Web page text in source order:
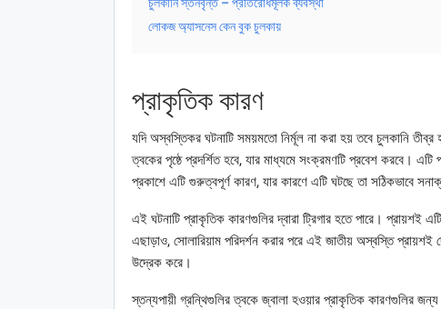
লোকজ অ্যাসনেস কেন বুক চুলকায়
প্রাকৃতিক কারণ
যদি অস্বস্তিকর ঘটনাটি সময়মতো নির্মূল না করা হয় তবে চুলকানি তীব্র
ত্বকের পৃষ্ঠে প্রদর্শিত হবে, যার মাধ্যমে সংক্রমণটি প্রবেশ করবে।
প্রকাশে এটি গুরুত্বপূর্ণ কারণ, যার কারণে এটি ঘটছে তা সঠিকভাবে
এই ঘটনাটি প্রাকৃতিক কারণগুলির দ্বারা ট্রিগার হতে পারে। প্রায়শই
এছাড়াও, সোলারিয়াম পরিদর্শন করার পরে এই জাতীয় অস্বস্তি প্রায়শই
উদ্রেক করে।
স্তন্যপায়ী গ্রন্থিগুলির ত্বকে জ্বালা হওয়ার প্রাকৃতিক কারণগুলির জন্য